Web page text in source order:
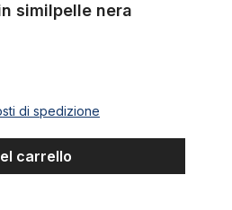
similpelle nera
di spedizione
carrello